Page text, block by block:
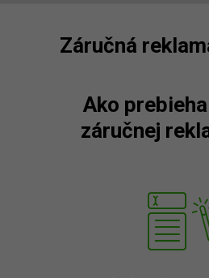
Záručná
Ako
záručnej